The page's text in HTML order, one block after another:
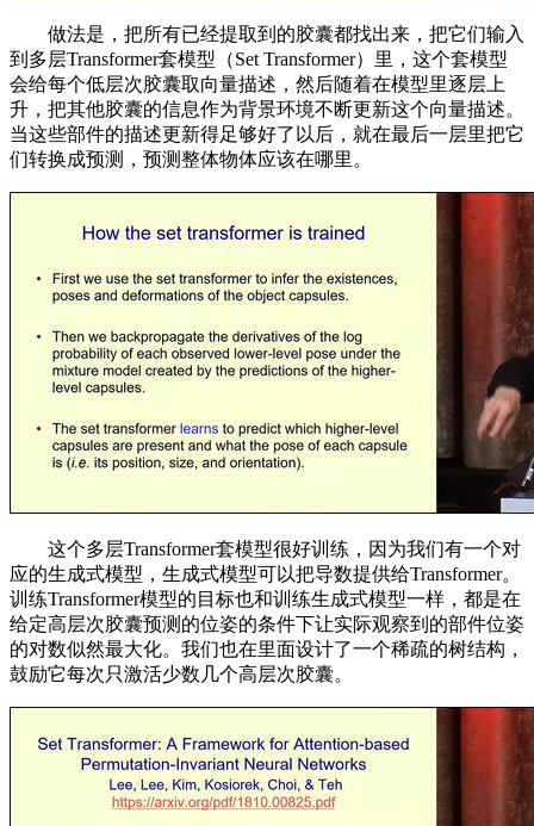
做法是，把所有已经提取到的胶囊都找出来，把它们输入
到多层Transformer套模型（Set Transformer）里，这个套模型
会给每个低层次胶囊取向量描述，然后随着在模型里逐层上
升，把其他胶囊的信息作为背景环境不断更新这个向量描述。
当这些部件的描述更新得足够好了以后，就在最后一层里把它
们转换成预测，预测整体物体应该在哪里。
这个多层Transformer套模型很好训练，因为我们有一个对
应的生成式模型，生成式模型可以把导数提供给Transformer。
训练Transformer模型的目标也和训练生成式模型一样，都是在
给定高层次胶囊预测的位姿的条件下让实际观察到的部件位姿
的对数似然最大化。我们也在里面设计了一个稀疏的树结构，
鼓励它每次只激活少数几个高层次胶囊。